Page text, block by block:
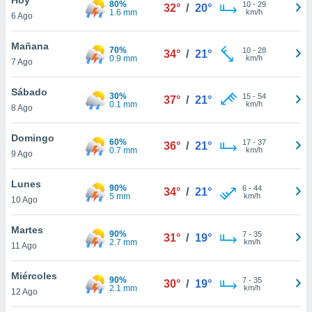
y
en
más
de
6 Ago
80%
1.6 mm
32° / 20° 10- 29
km/h
Mañana
7 Ago
70%
0.9 mm
34° / 21° 10- 28
km/h
Sábado
8 Ago
30%
0.1 mm
37° / 21° 15- 54
km/h
Domingo
9 Ago
60%
0.7 mm
36° / 21° 17- 37
km/h
Lunes
10 Ago
90%
5 mm
34° / 21° 6- 44
km/h
Martes
11 Ago
90%
2.7 mm
31° / 19° 7- 35
km/h
Miércoles
12 Ago
90%
2.1 mm
30° / 19° 7- 35
km/h